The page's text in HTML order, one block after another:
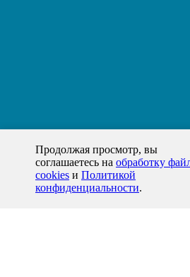
Продолжая просмотр, вы
соглашаетесь на обработку
cookies и Политикой
конфиденциальности.